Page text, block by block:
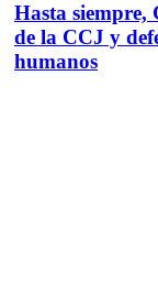
Hasta
de la CCJ y
humanos